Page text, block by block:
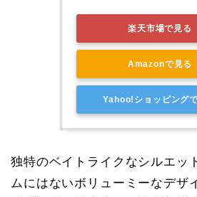
楽天市場で見る
Amazonで見る
Yahoo!ショッピング
独特のベイトライクなシルエッ
ムにはないボリューミーなデザ